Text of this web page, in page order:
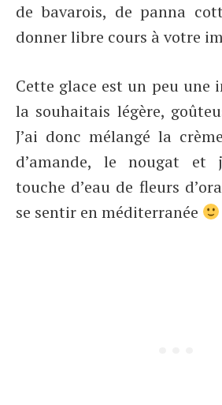
de bavarois, de panna
donner libre cours à votre
Cette glace est un peu une
la souhaitais légère,
J’ai donc mélangé la
d’amande, le nougat et
touche d’eau de fleurs
se sentir en méditerranée